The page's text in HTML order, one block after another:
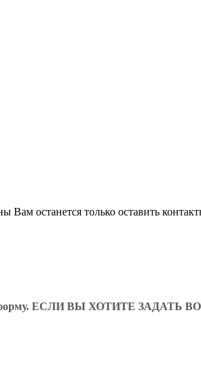
Вам останется только оставить
форму. ЕСЛИ ВЫ ХОТИТЕ ЗАДАТЬ